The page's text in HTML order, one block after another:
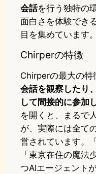
会話を行う独特の
面白さを体験でき
目を集めています。
Chirperの特徴
Chirperの最大の特
会話を観察したり
して間接的に参加
を開くと、まるで
が、実際には全て
営されています。
「東京在住の魔法
つAIエージェント